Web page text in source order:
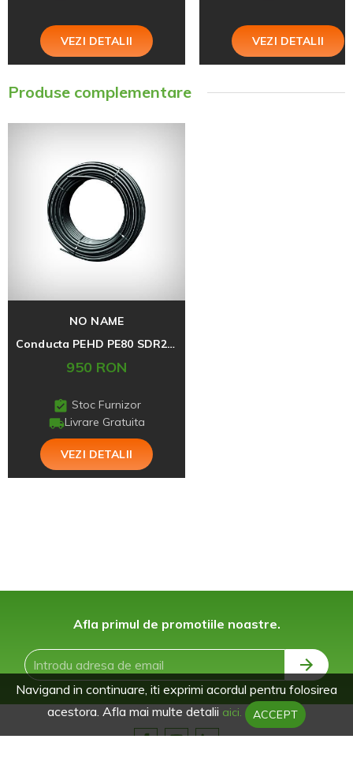
VEZI DETALII VEZI DETALII
Produse complementare
NO NAME
Conducta PEHD PE80 SDR21 PN6 D32mm x 200 m
950 RON
Stoc Furnizor
Livrare Gratuita
VEZI DETALII
Afla primul de promotiile noastre.
Navigand in continuare, iti exprimi acordul pentru folosirea
acestora. Afla mai multe detalii aici. ACCEPT